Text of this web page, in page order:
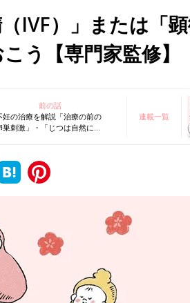
（IVF）」または「
う【専門家監修】
前の話
妊の治療を解説「治療の前の
巣刺激」・「じつは自然に近
連載一覧